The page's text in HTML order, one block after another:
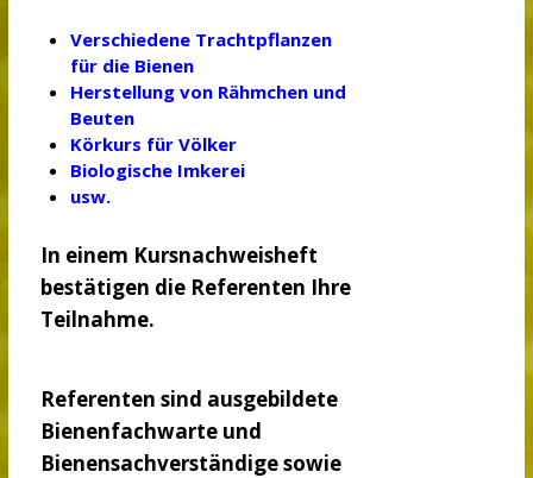
Verschiedene Trachtpflanzen
für die Bienen
Herstellung von Rähmchen und
Beuten
Körkurs für Völker
Biologische Imkerei
usw.
In einem Kursnachweisheft
bestätigen die Referenten Ihre
Teilnahme.
Referenten sind ausgebildete
Bienenfachwarte und
Bienensachverständige sowie